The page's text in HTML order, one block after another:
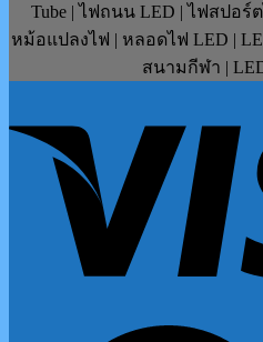
Tube | ไฟถนน LED | ไฟสปอร์
หม้อแปลงไฟ | หลอดไฟ LED |
สนามกีฬา |